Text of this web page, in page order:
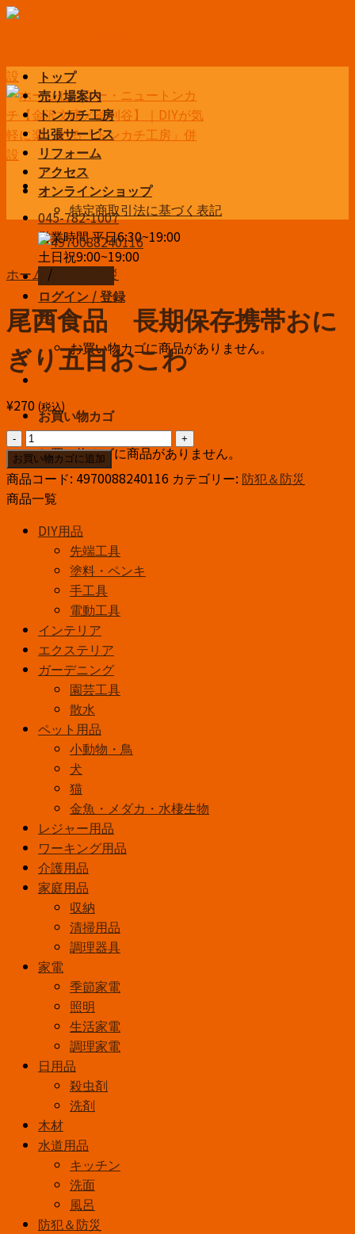
Skip
045-782-1007
営業時間 平日6:30~19:00
土日祝9:00~19:00
お問い合わせ
ログイン / 登録
¥0
お買い物カゴに商品がありません。
お買い物カゴ
お買い物カゴに商品がありません。
トップ
売り場案内
トンカチ工房
出張サービス
リフォーム
アクセス
オンラインショップ
特定商取引法に基づく表記
ホーム / 防犯＆防災
尾西食品 長期保存携帯おに
ぎり五目おこわ
¥270 (税込)
尾
西
食
品
期
お
に
ぎ
目
お買い物カゴに追加
商品コード: 4970088240116 カテゴリー: 防犯＆防災
商品一覧
DIY用品
先端工具
塗料・ペンキ
手工具
電動工具
インテリア
エクステリア
ガーデニング
園芸工具
散水
ペット用品
小動物・鳥
犬
猫
金魚・メダカ・水棲生物
レジャー用品
ワーキング用品
介護用品
家庭用品
収納
清掃用品
調理器具
家電
季節家電
照明
生活家電
調理家電
日用品
殺虫剤
洗剤
木材
水道用品
キッチン
洗面
風呂
防犯＆防災